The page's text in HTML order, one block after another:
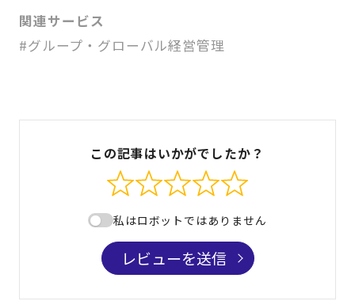
関連サービス
#グループ・グローバル経営管理
この記事はいかがでしたか？
私はロボットではありません
レビューを送信